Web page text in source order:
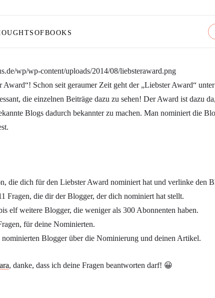
Award“! Schon seit geraumer Zeit geht der „Liebster Award“
die einzelnen Beiträge dazu zu sehen! Der Award ist dazu
Blogs dadurch bekannter zu machen. Man nominiert die
die dich für den Liebster Award nominiert hat und verlinke den
Fragen, die dir der Blogger, der dich nominiert hat stellt.
elf weitere Blogger, die weniger als 300 Abonnenten haben.
für deine Nominierten.
nominierten Blogger über die Nominierung und deinen Artikel.
, danke, dass ich deine Fragen beantworten darf! 😀